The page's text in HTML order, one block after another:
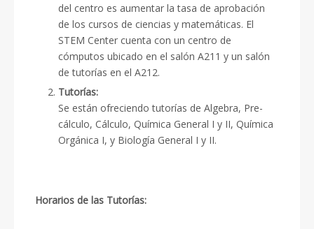
del centro es aumentar la tasa de aprobación
de los cursos de ciencias y matemáticas. El
STEM Center cuenta con un centro de
cómputos ubicado en el salón A211 y un salón
de tutorías en el A212.
Tutorías:
Se están ofreciendo tutorías de Algebra, Pre-
cálculo, Cálculo, Química General I y II, Química
Orgánica I, y Biología General I y II.
Horarios de las Tutorías: